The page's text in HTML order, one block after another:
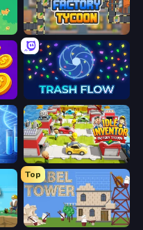
Leek Factory Tycoon
Trash Flow
Human Clicker: Grow Organs Idle Inventor
Top
Babel Tower